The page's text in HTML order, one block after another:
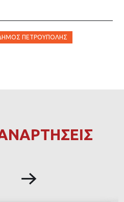
ΠΕΤΡΟΎΠΟΛΗΣ